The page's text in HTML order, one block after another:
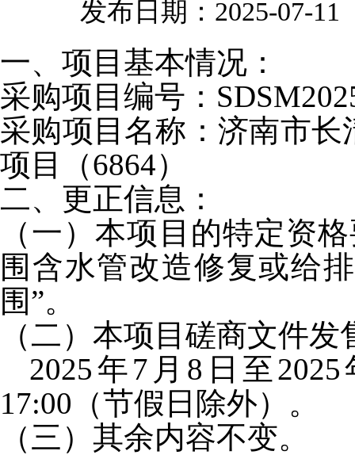
发布日期： 2025-07-11
一、项目基本情况：
采购项目编号：
采购项目名称：济南市长
项目（6864）
二、更正信息：
（一）本项目的特定资
围含水管改造修复或给
围”。
（二）本项目磋商文件
2025年7 月 8 日至 2025
17:00 （节假日除外）。
（三）其余内容不变。